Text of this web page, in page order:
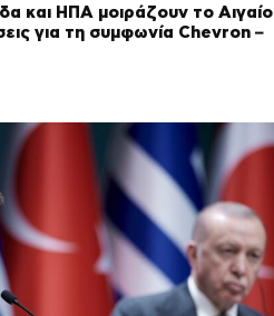
και ΗΠΑ μοιράζουν το Αιγαίο
για τη συμφωνία Chevron –